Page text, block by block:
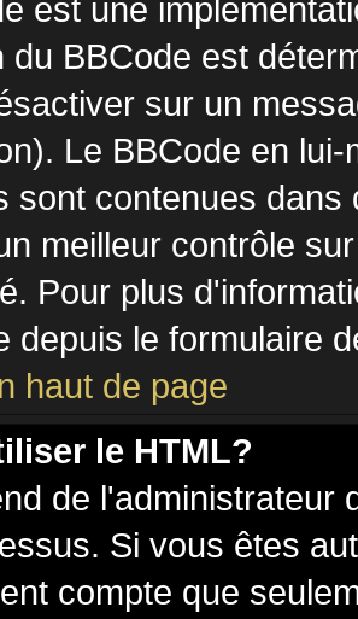
est une
du BBCode est
sur un
Le BBCode en
sont contenues
meilleur contrôle
Pour plus
depuis le formulaire
haut de page
le HTML?
de l'administrateur
Si vous êtes
compte que